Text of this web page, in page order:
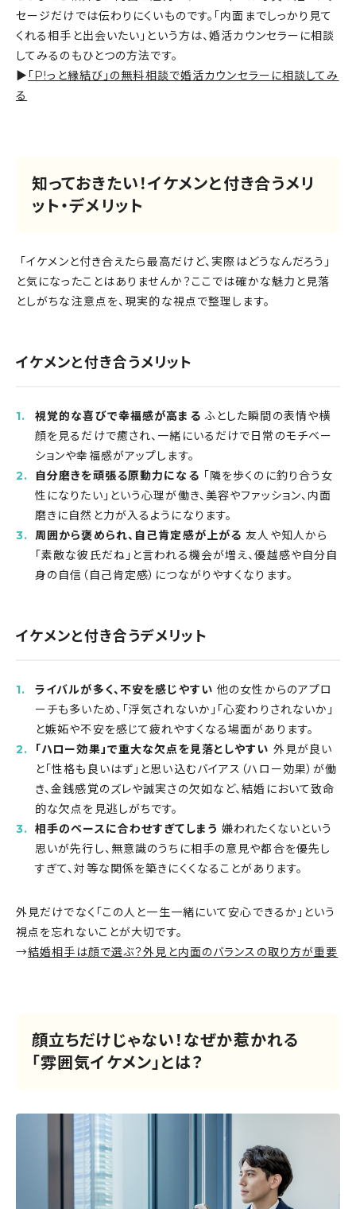
セージだけでは伝わりにくいものです。「内面までしっかり見て
くれる相手と出会いたい」という方は、婚活カウンセラーに相談
してみるのもひとつの方法です。
▶ 「P!っと縁結び」の無料相談で婚活カウンセラーに相談してみ
る
知っておきたい！イケメンと付き合うメリ
ット・デメリット
「イケメンと付き合えたら最高だけど、実際はどうなんだろう」
と気になったことはありませんか？ここでは確かな魅力と見落
としがちな注意点を、現実的な視点で整理します。
イケメンと付き合うメリット
視覚的な喜びで幸福感が高まる ふとした瞬間の表情や横
顔を見るだけで癒され、一緒にいるだけで日常のモチベー
ションや幸福感がアップします。
自分磨きを頑張る原動力になる 「隣を歩くのに釣り合う女
性になりたい」という心理が働き、美容やファッション、内面
磨きに自然と力が入るようになります。
周囲から褒められ、自己肯定感が上がる 友人や知人から
「素敵な彼氏だね」と言われる機会が増え、優越感や自分自
身の自信（自己肯定感）につながりやすくなります。
イケメンと付き合うデメリット
ライバルが多く、不安を感じやすい 他の女性からのアプロ
ーチも多いため、「浮気されないか」「心変わりされないか」
と嫉妬や不安を感じて疲れやすくなる場面があります。
「ハロー効果」で重大な欠点を見落としやすい 外見が良い
と「性格も良いはず」と思い込むバイアス（ハロー効果）が働
き、金銭感覚のズレや誠実さの欠如など、結婚において致命
的な欠点を見逃しがちです。
相手のペースに合わせすぎてしまう 嫌われたくないという
思いが先行し、無意識のうちに相手の意見や都合を優先し
すぎて、対等な関係を築きにくくなることがあります。
外見だけでなく「この人と一生一緒にいて安心できるか」という
視点を忘れないことが大切です。
→結婚相手は顔で選ぶ？外見と内面のバランスの取り方が重要
顔立ちだけじゃない！なぜか惹かれる
「雰囲気イケメン」とは？